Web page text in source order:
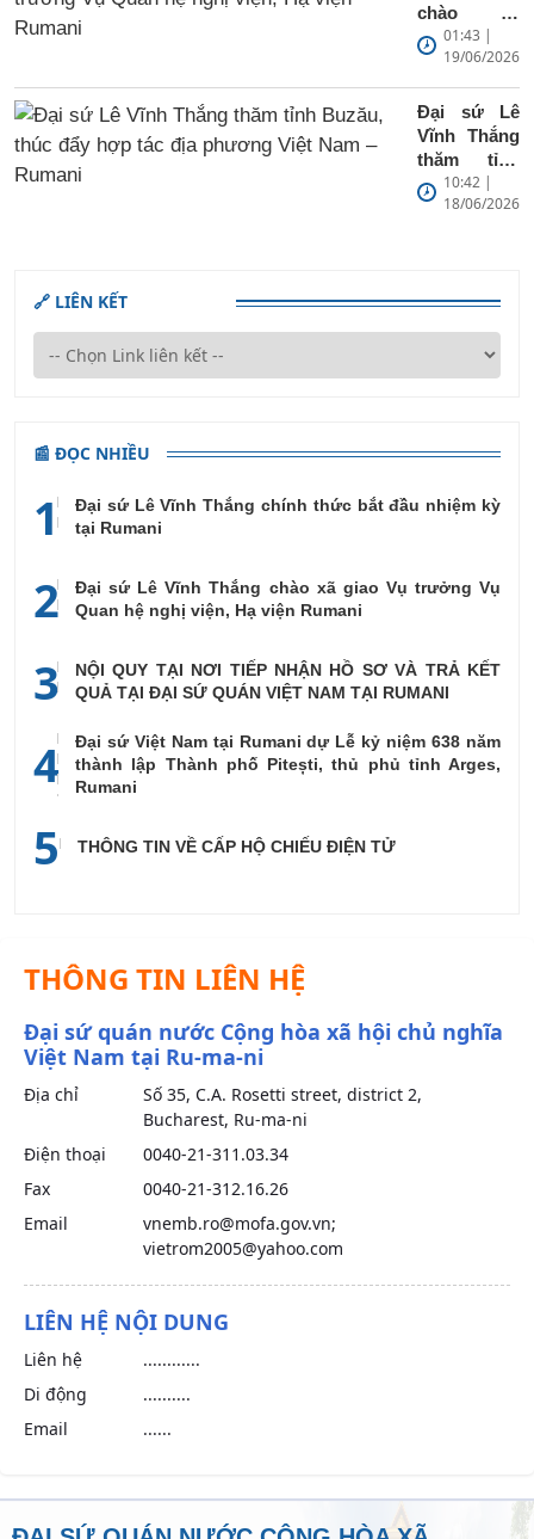
chào xã
giao Vụ
trưởng Vụ
Quan hệ
nghị viện,
Hạ viện
Rumani
01:43 |
19/06/2026
Đại sứ Lê
Vĩnh Thắng
thăm tỉnh
Buzău, thúc
đẩy hợp tác
10:42 |
18/06/2026
🔗 LIÊN KẾT
📰 ĐỌC NHIỀU
1
Đại sứ Lê Vĩnh Thắng chính thức bắt đầu nhiệm kỳ
tại Rumani
2
Đại sứ Lê Vĩnh Thắng chào xã giao Vụ trưởng Vụ
Quan hệ nghị viện, Hạ viện Rumani
3
NỘI QUY TẠI NƠI TIẾP NHẬN HỒ SƠ VÀ TRẢ KẾT
QUẢ TẠI ĐẠI SỨ QUÁN VIỆT NAM TẠI RUMANI
4
Đại sứ Việt Nam tại Rumani dự Lễ kỷ niệm 638 năm
thành lập Thành phố Pitești, thủ phủ tỉnh Arges,
Rumani
5 THÔNG TIN VỀ CẤP HỘ CHIẾU ĐIỆN TỬ
THÔNG TIN LIÊN HỆ
Đại sứ quán nước Cộng hòa xã hội chủ nghĩa
Việt Nam tại Ru-ma-ni
Địa chỉ
Số 35, C.A. Rosetti street, district 2,
Bucharest, Ru-ma-ni
Điện thoại
0040-21-311.03.34
Fax
0040-21-312.16.26
Email
vnemb.ro@mofa.gov.vn;
vietrom2005@yahoo.com
LIÊN HỆ NỘI DUNG
Liên hệ
............
Di động
..........
Email
......